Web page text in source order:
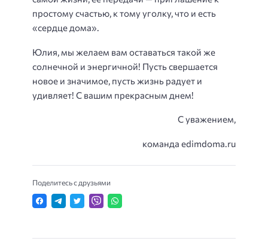
простому счастью, к тому уголку, что и есть
«сердце дома».
Юлия, мы желаем вам оставаться такой же
солнечной и энергичной! Пусть свершается
новое и значимое, пусть жизнь радует и
удивляет! С вашим прекрасным днем!
С уважением,
команда edimdoma.ru
Поделитесь с друзьями